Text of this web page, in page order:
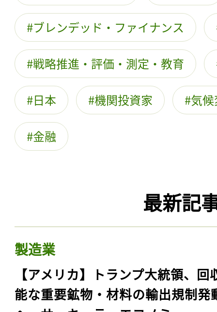
ブレンデッド・ファイナンス
戦略推進・評価・測定・教育
日本 機関投資家 気
金融
最新記
製造業
【アメリカ】トランプ大統領、回
能な重要鉱物・材料の輸出規制発